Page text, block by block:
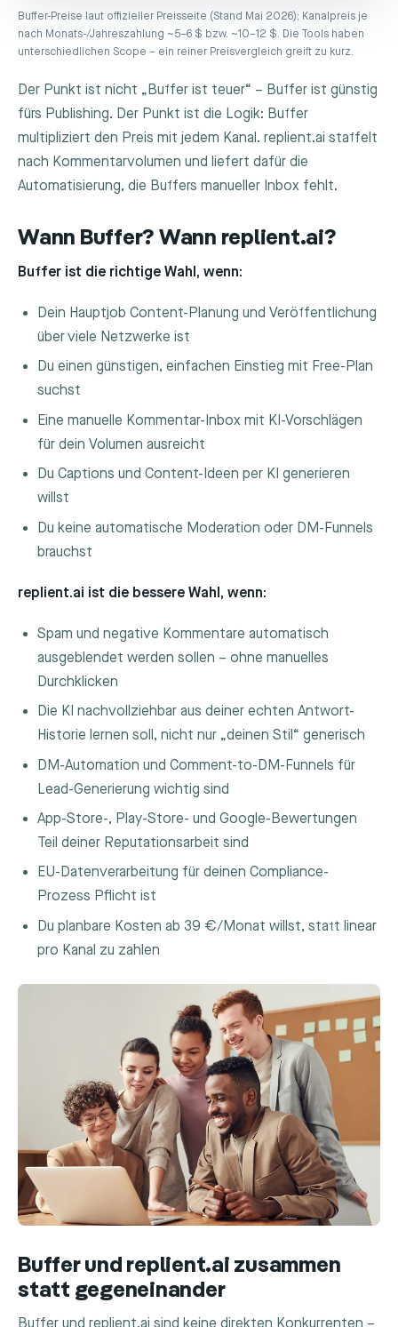
Buffer-Preise laut offizieller Preisseite (Stand Mai 2026); Kanalpreis je
nach Monats-/Jahreszahlung ~5–6 $ bzw. ~10–12 $. Die Tools haben
unterschiedlichen Scope – ein reiner Preisvergleich greift zu kurz.
Der Punkt ist nicht „Buffer ist teuer“ – Buffer ist günstig
fürs Publishing. Der Punkt ist die Logik: Buffer
multipliziert den Preis mit jedem Kanal. replient.ai staffelt
nach Kommentarvolumen und liefert dafür die
Automatisierung, die Buffers manueller Inbox fehlt.
Wann Buffer? Wann replient.ai?
Buffer ist die richtige Wahl, wenn:
Dein Hauptjob Content-Planung und Veröffentlichung
über viele Netzwerke ist
Du einen günstigen, einfachen Einstieg mit Free-Plan
suchst
Eine manuelle Kommentar-Inbox mit KI-Vorschlägen
für dein Volumen ausreicht
Du Captions und Content-Ideen per KI generieren
willst
Du keine automatische Moderation oder DM-Funnels
brauchst
replient.ai ist die bessere Wahl, wenn:
Spam und negative Kommentare automatisch
ausgeblendet werden sollen – ohne manuelles
Durchklicken
Die KI nachvollziehbar aus deiner echten Antwort-
Historie lernen soll, nicht nur „deinen Stil“ generisch
DM-Automation und Comment-to-DM-Funnels für
Lead-Generierung wichtig sind
App-Store-, Play-Store- und Google-Bewertungen
Teil deiner Reputationsarbeit sind
EU-Datenverarbeitung für deinen Compliance-
Prozess Pflicht ist
Du planbare Kosten ab 39 €/Monat willst, statt linear
pro Kanal zu zahlen
Buffer und replient.ai zusammen
statt gegeneinander